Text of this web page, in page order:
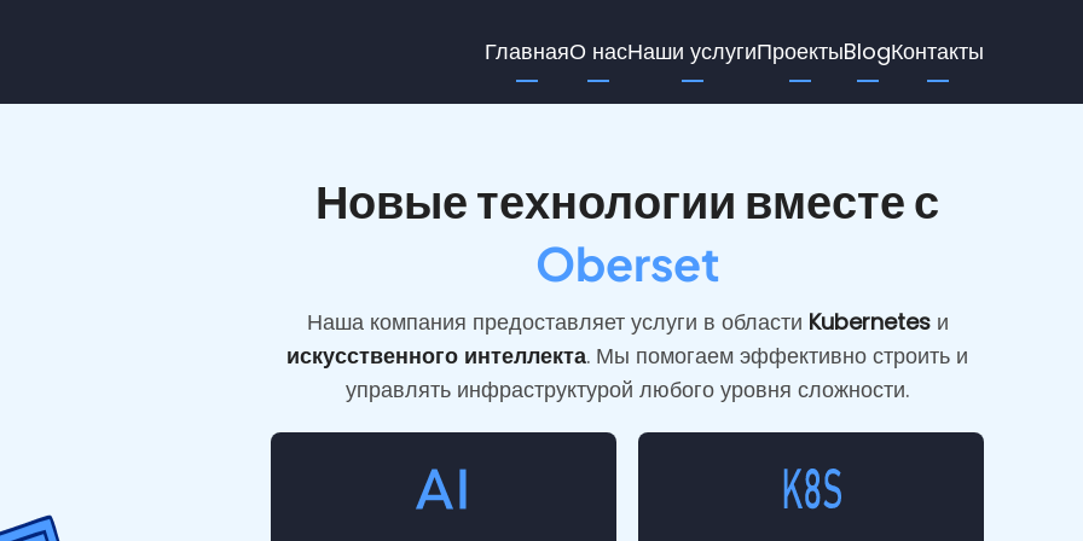
Main
navigation
ГлавнаяО насНаши услугиПроектыBlogКонтакты
Новые технологии вместе с
Oberset
Наша компания предоставляет услуги в области Kubernetesи
искусственного интеллекта. Мы помогаем эффективно строить и
управлять инфраструктурой любого уровня сложности.